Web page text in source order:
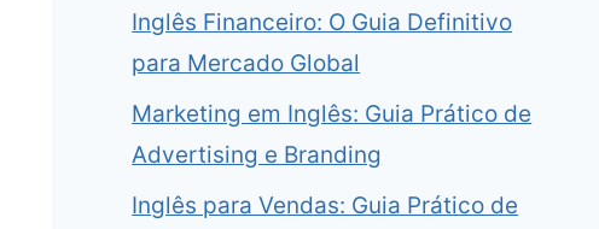
Inglês Financeiro: O Guia Definitivo
para Mercado Global
Marketing em Inglês: Guia Prático de
Advertising e Branding
Inglês para Vendas: Guia Prático de